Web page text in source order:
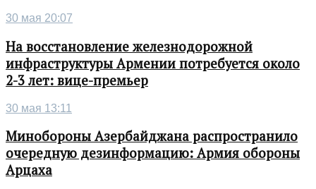
30 мая 20:07
На восстановление железнодорожной
инфраструктуры Армении потребуется около
2-3 лет: вице-премьер
30 мая 13:11
Минобороны Азербайджана распространило
очередную дезинформацию: Армия обороны
Арцаха